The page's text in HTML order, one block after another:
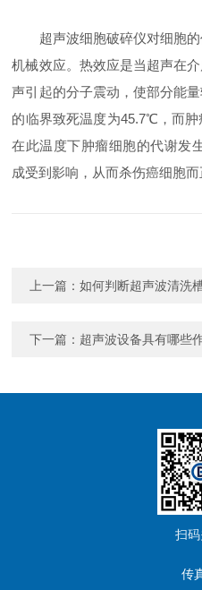
超声波细胞破碎仪对细胞的
机械效应。热效应是当超声在
声引起的分子震动，使部分能
的临界致死温度为45.7℃，而
在此温度下肿瘤细胞的代谢发
成受到影响，从而杀伤癌细胞而
上一篇：如何判断超声波清洗
下一篇： 超声波设备具有哪些
扫
传